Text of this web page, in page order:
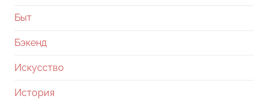
Быт
Бэкенд
Искусство
История